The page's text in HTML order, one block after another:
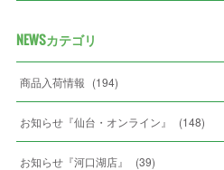
NEWSカテゴリ
商品入荷情報 (194)
お知らせ『仙台・オンライン』 (148)
お知らせ『河口湖店』 (39)